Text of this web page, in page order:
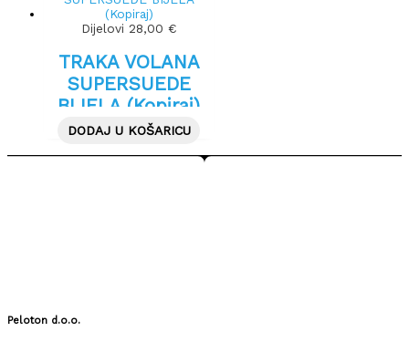
Dijelovi 28,00 €
TRAKA VOLANA
SUPERSUEDE
BIJELA (Kopiraj)
DODAJ U KOŠARICU
Peloton d.o.o.